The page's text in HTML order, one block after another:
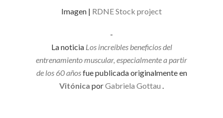
Imagen | RDNE Stock project
-
La noticia Los increíbles beneficios del
entrenamiento muscular, especialmente a partir
de los 60 añosfue publicada originalmente en
Vitónica porGabriela Gottau .